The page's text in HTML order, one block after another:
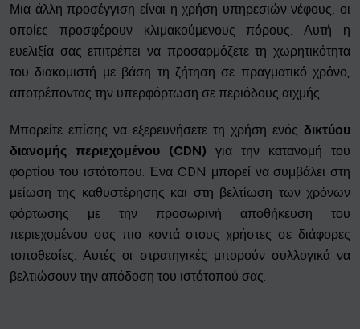
Μια άλλη προσέγγιση είναι η χρήση υπηρεσιών νέφους, οι
οποίες προσφέρουν κλιμακούμενους πόρους. Αυτή η
ευελιξία σας επιτρέπει να προσαρμόζετε τη χωρητικότητα
του διακομιστή με βάση τη ζήτηση σε πραγματικό χρόνο,
αποτρέποντας την υπερφόρτωση σε περιόδους αιχμής.
Μπορείτε επίσης να εξερευνήσετε τη χρήση ενός δικτύου
διανομής περιεχομένου (CDN) για την κατανομή του
φορτίου του ιστότοπου. Ένα CDN μπορεί να συμβάλει στη
μείωση της καθυστέρησης και στη βελτίωση των χρόνων
φόρτωσης με την προσωρινή αποθήκευση του
περιεχομένου σας πιο κοντά στους χρήστες σε διάφορες
τοποθεσίες. Αυτές οι στρατηγικές μπορούν συλλογικά να
βελτιώσουν την απόδοση του ιστότοπού σας.